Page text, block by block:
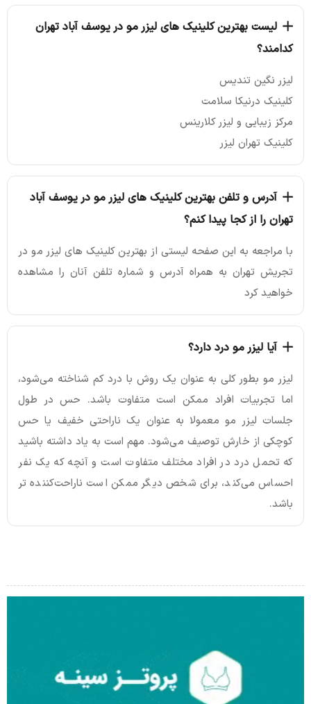
لیست بهترین کلینیک های لیزر مو در یوسف آباد تهران
کدامند؟
لیزر نگین تندیس
کلینیک درنیکا سلامت
مرکز زیبایی و لیزر کلارینس
کلینیک تهران لیزر
آدرس و تلفن بهترین کلینیک های لیزر مو در یوسف آباد
تهران را از کجا پیدا کنم؟
با مراجعه به این صفحه لیستی از بهترین کلینیک های لیزر مو در
تجریش تهران به همراه آدرس و شماره تلفن آنان را مشاهده
خواهید کرد
آیا لیزر مو درد دارد؟
لیزر مو بطور کلی به عنوان یک روش با درد کم شناخته می‌شود،
اما تجربیات افراد ممکن است متفاوت باشد. حس در طول
جلسات لیزر مو معمولا به عنوان یک ناراحتی خفیف یا حس
کوچکی از خارش توصیف می‌شود. مهم است به یاد داشته باشید
که تحمل درد در افراد مختلف متفاوت است و آنچه که یک نفر
احساس می‌کند، برای شخص دیگر ممکن است ناراحت‌کننده تر
باشد.